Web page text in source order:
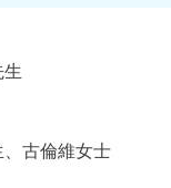
生
古倫維女士